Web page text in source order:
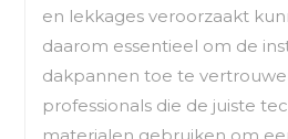
en lekkages veroorzaakt
daarom essentieel om de
dakpannen toe te
professionals die de juiste